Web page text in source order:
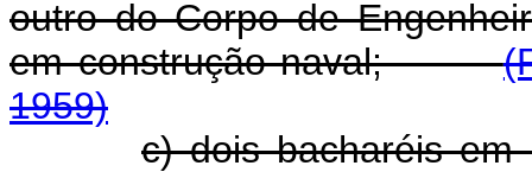
outro do Corpo de
em construção naval;
1959)
c) dois bacharéis em